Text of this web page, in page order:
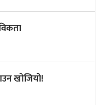
खोजियो!